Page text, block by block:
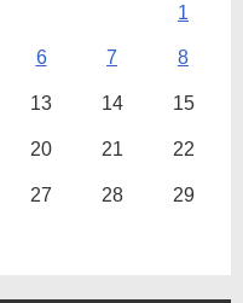
1
6 7 8
13 14 15
20 21 22
27 28 29